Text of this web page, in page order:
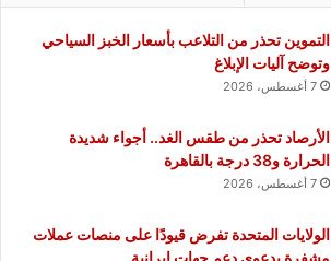
التموين تحذر من التلاعب بأسعار الخبز السياحي
وتوضح آليات الإبلاغ
7 أغسطس، 2026
الأرصاد تحذر من طقس الغد.. أجواء شديدة
الحرارة و38 درجة بالقاهرة
7 أغسطس، 2026
الولايات المتحدة تفرض قيودًا على منصات عملات
مشفرة بدعوى دعم جهات إيرانية